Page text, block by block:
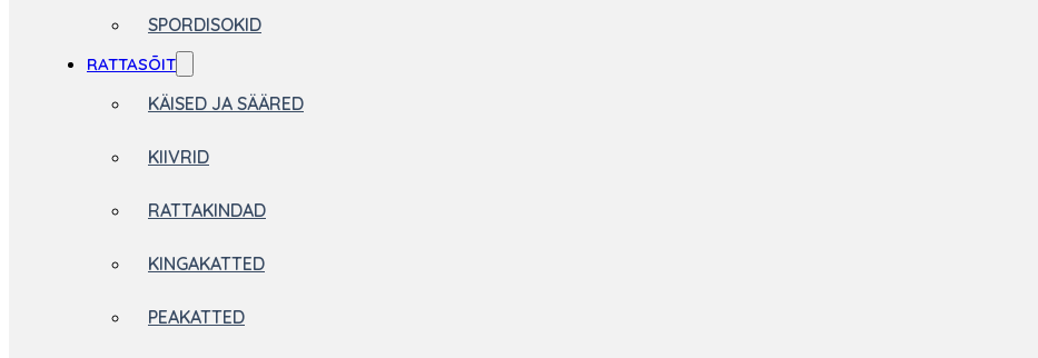
SPORDISOKID
RATTASÕIT
KÄISED JA SÄÄRED
KIIVRID
RATTAKINDAD
KINGAKATTED
PEAKATTED